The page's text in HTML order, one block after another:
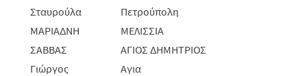
Σταυρούλα
Πετρούπολη
ΜΑΡΙΑΔΝΗ
ΜΕΛΙΣΣΙΑ
ΣΑΒΒΑΣ
ΑΓΙΟΣ ΔΗΜΗΤΡΙΟΣ
Γιώργος
Αγια